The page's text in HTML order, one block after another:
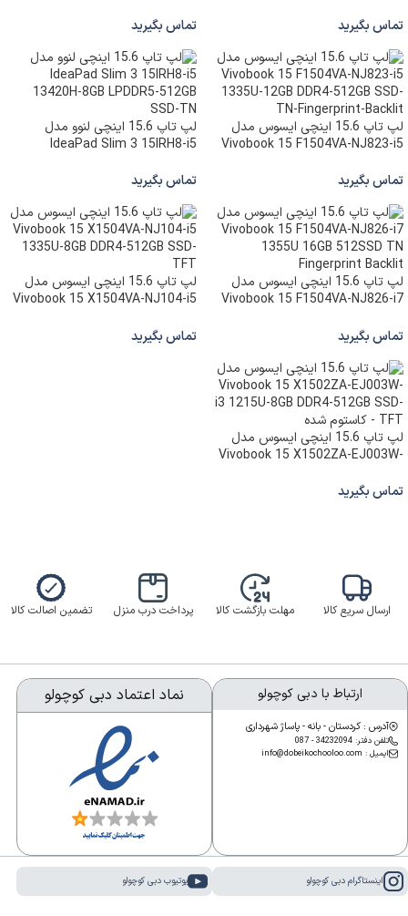
شده
تماس بگیرید
SSD-TN
تماس بگیرید
لپ تاپ 15.6 اینچی ایسوس مدل
Vivobook 15 F1504VA-NJ823-i5
TN-Fingerprint-Backlit
تماس بگیرید
لپ تاپ 15.6 اینچی لنوو مدل
IdeaPad Slim 3 15IRH8-i5
SSD-TN
تماس بگیرید
لپ تاپ 15.6 اینچی ایسوس مدل
Vivobook 15 F1504VA-NJ826-i7
Fingerprint Backlit
تماس بگیرید
لپ تاپ 15.6 اینچی ایسوس مدل
Vivobook 15 X1504VA-NJ104-i5
TFT
تماس بگیرید
لپ تاپ 15.6 اینچی ایسوس مدل
Vivobook 15 X1502ZA-EJ003W-
TFT – کاستوم شده
تماس بگیرید
ارسال سریع کالا مهلت بازگشت کالا پرداخت درب منزل تضمین اصالت کالا
ارتباط با دبی کوچولو
آدرس : کردستان - بانه - پاساژ شهرداری
تلفن دفتر: 34232094 - 087
ایمیل : info@dobeikochooloo.com
نماد اعتماد دبی کوچولو
اینستاگرام دبی کوچولو یوتیوب دبی کوچولو